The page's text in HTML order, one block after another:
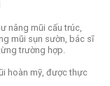
nâng mũi cấu trúc,
mũi sụn sườn, bác sĩ
trường hợp.
hoàn mỹ, được thực